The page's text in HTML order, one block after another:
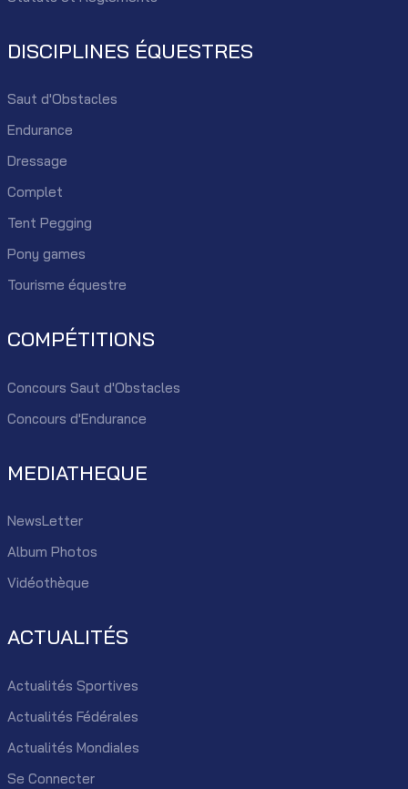
DISCIPLINES ÉQUESTRES
Saut d'Obstacles
Endurance
Dressage
Complet
Tent Pegging
Pony games
Tourisme équestre
COMPÉTITIONS
Concours Saut d'Obstacles
Concours d'Endurance
MEDIATHEQUE
NewsLetter
Album Photos
Vidéothèque
ACTUALITÉS
Actualités Sportives
Actualités Fédérales
Actualités Mondiales
Se Connecter